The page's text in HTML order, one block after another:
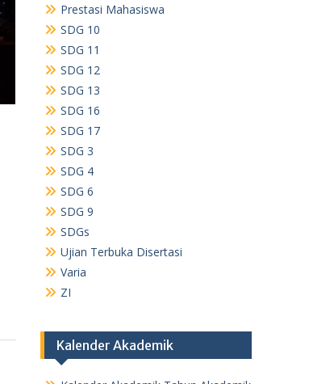
Prestasi Mahasiswa
SDG 10
SDG 11
SDG 12
SDG 13
SDG 16
SDG 17
SDG 3
SDG 4
SDG 6
SDG 9
SDGs
Ujian Terbuka Disertasi
Varia
ZI
Kalender Akademik